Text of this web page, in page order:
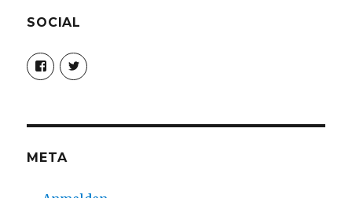
SOCIAL
Profil
von
christoph.fleischer1
anzeigen
Profil
von
anzeigen
META